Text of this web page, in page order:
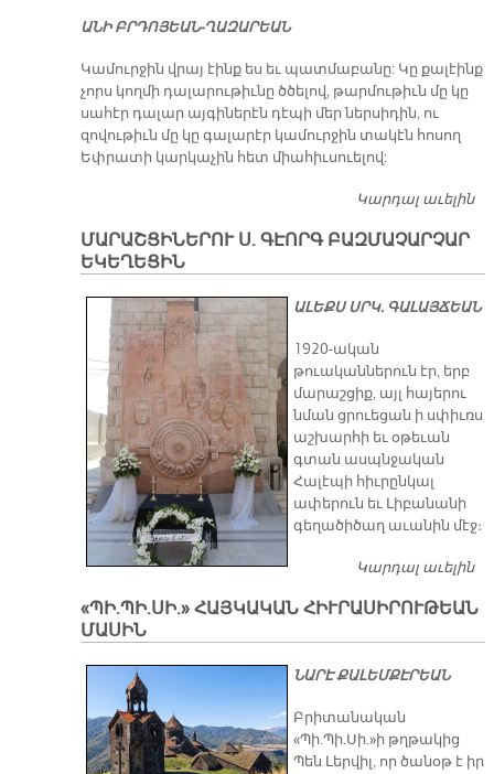
Ա­ՆԻ ԲՐԴՈ­ՅԵԱՆ-ՂԱԶ­ԱՐԵԱՆ
Կամուրջին վրայ էինք ես եւ պատմաբանը: Կը քալէինք
չորս կողմի դալարութիւնը ծծելով, թարմութիւն մը կը
սահէր դալար այգիներէն դէպի մեր ներսիդին, ու
զովութիւն մը կը գալարէր կամուրջին տակէն հոսող
Եփրատի կարկաչին հետ միահիւսուելով:
Կարդալ աւելին
ՄԱՐԱՇՑԻՆԵՐՈՒ Ս. ԳԷՈՐԳ ԲԱԶՄԱՉԱՐՉԱՐ
ԵԿԵՂԵՑԻՆ
ԱԼԵՔՍ ՍՐԿ. ԳԱԼԱՅՃԵԱՆ
1920-ական
թուականներուն էր, երբ
մարաշցիք, այլ հայերու
նման ցրուեցան ի սփիւռս
աշխարհի եւ օթեւան
գտան ասպնջական
Հալէպի հիւրընկալ
ափերուն եւ Լիբանանի
գեղածիծաղ աւանին մէջ։
Կարդալ աւելին
«ՊԻ.ՊԻ.ՍԻ.» ՀԱՅԿԱԿԱՆ ՀԻՒՐԱՍԻՐՈՒԹԵԱՆ
ՄԱՍԻՆ
ՆԱՐԷ ՔԱԼԵՄՔԷՐԵԱՆ
Բրիտանական
«Պի.Պի.Սի.»ի թղթակից
Պեն Լերվիլ, որ ծանօթ է իր